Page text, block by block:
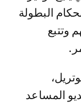
البطولة
وتتبع
المساعد